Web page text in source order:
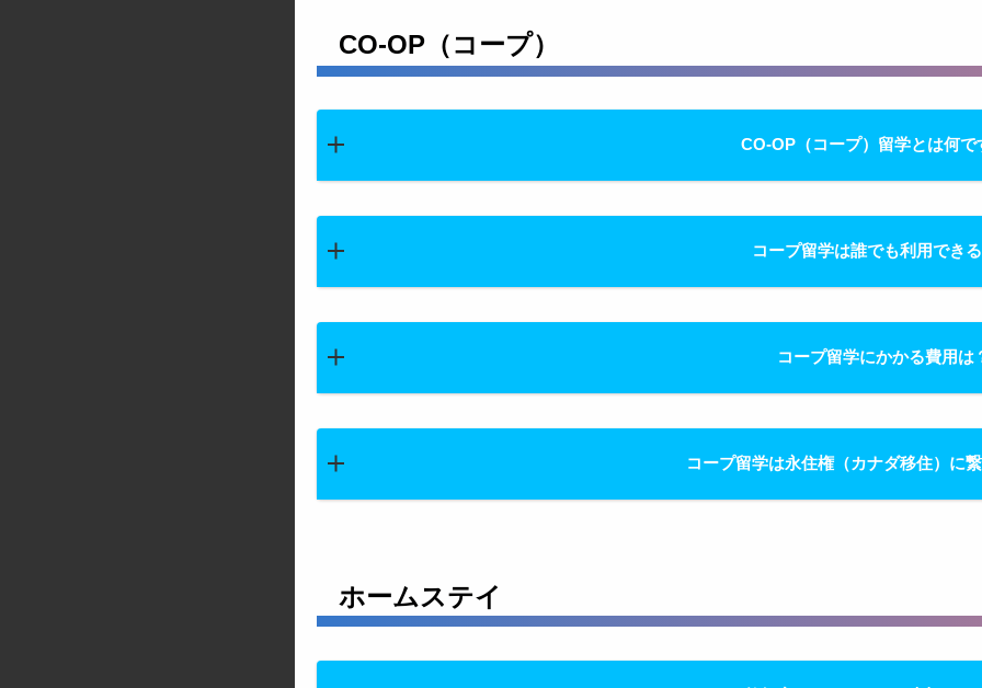
CO-OP（コープ）
CO-OP（コープ）留学とは何で
コープ留学は誰でも利用でき
コープ留学にかかる費用は
コープ留学は永住権（カナダ移住）に
ホームステイ